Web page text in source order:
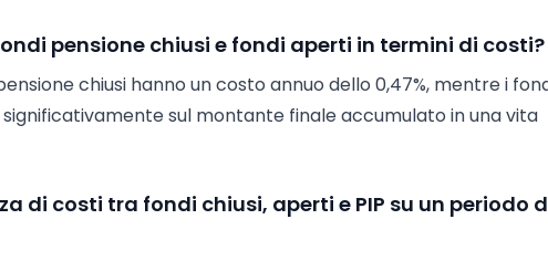
pensione chiusi e fondi aperti in termini di costi?
chiusi hanno un costo annuo dello 0,47%, mentre i
significativamente sul montante finale accumulato in una vita
di costi tra fondi chiusi, aperti e PIP su un periodo